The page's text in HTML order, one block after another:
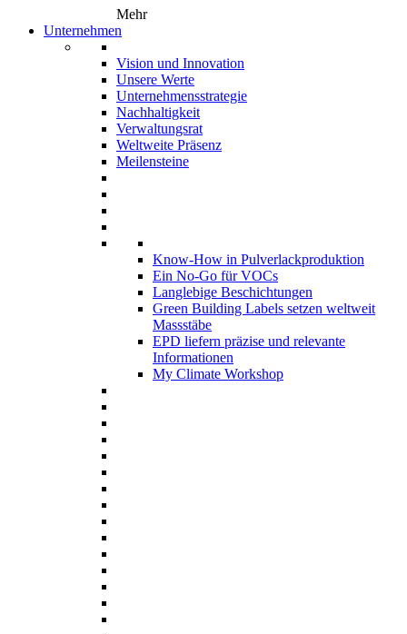
Mehr
Unternehmen
Vision und Innovation
Unsere Werte
Unternehmensstrategie
Nachhaltigkeit
Verwaltungsrat
Weltweite Präsenz
Meilensteine
Know-How in Pulverlackproduktion
Ein No-Go für VOCs
Langlebige Beschichtungen
Green Building Labels setzen weltweit
Massstäbe
EPD liefern präzise und relevante
Informationen
My Climate Workshop